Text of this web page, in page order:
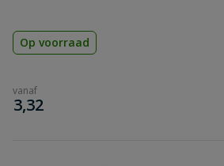
Op voorraad
vanaf
€
3,32